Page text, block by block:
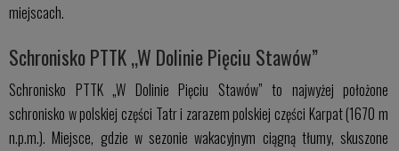
miejscach.
Schronisko PTTK „W Dolinie Pięciu Stawów”
Schronisko PTTK „W Dolinie Pięciu Stawów” to najwyżej położone
schronisko w polskiej części Tatr i zarazem polskiej części Karpat (1670 m
n.p.m.). Miejsce, gdzie w sezonie wakacyjnym ciągną tłumy, skuszone